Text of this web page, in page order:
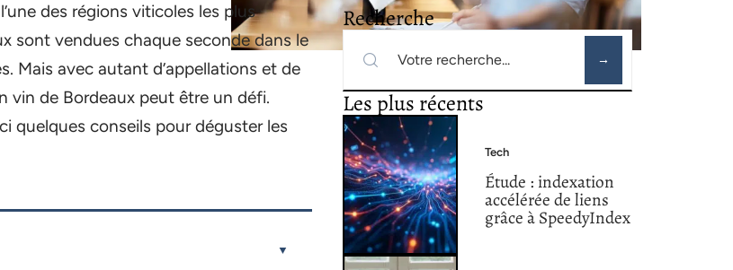
des régions viticoles les plus
sont vendues chaque seconde dans le
Mais avec autant d’appellations et de
vin de Bordeaux peut être un défi.
quelques conseils pour déguster les
Recherche
Les plus récents
Tech
Étude : indexation
accélérée de liens
grâce à SpeedyIndex